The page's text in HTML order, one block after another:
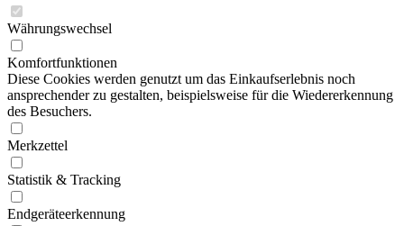
Währungswechsel
Komfortfunktionen
Diese Cookies werden genutzt um das Einkaufserlebnis noch
ansprechender zu gestalten, beispielsweise für die Wiedererkennung
des Besuchers.
Merkzettel
Statistik & Tracking
Endgeräteerkennung